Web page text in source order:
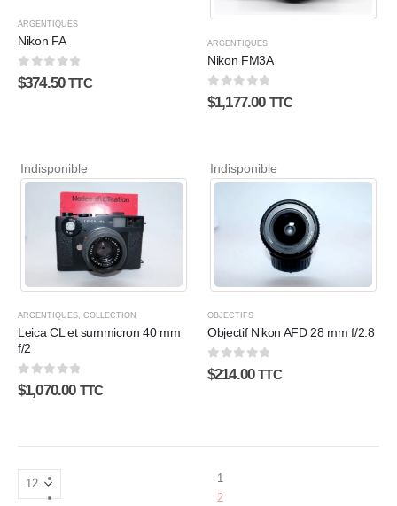
ARGENTIQUES
Nikon FA
0sur 5
$374.50 TTC
ARGENTIQUES
Nikon FM3A
0sur 5
$1,177.00 TTC
Indisponible
ARGENTIQUES COLLECTION
Leica CL et summicron 40 mm
f/2
0sur 5
$1,070.00 TTC
Indisponible
OBJECTIFS
Objectif Nikon AFD 28 mm f/2.8
0sur 5
$214.00 TTC
1
2